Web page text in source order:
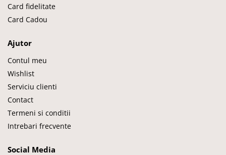
Card fidelitate
Card Cadou
Ajutor
Contul meu
Wishlist
Serviciu clienti
Contact
Termeni si conditii
Intrebari frecvente
Social Media